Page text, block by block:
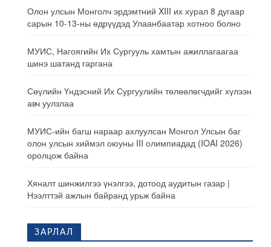
Олон улсын Монголч эрдэмтний XIII их хурал 8 дугаар
сарын 10-13-ны өдрүүдэд Улаанбаатар хотноо болно
МУИС, Нагоягийн Их Сургууль хамтын ажиллагаагаа
шинэ шатанд гаргана
Сөүлийн Үндэсний Их Сургуулийн төлөөлөгчдийг хүлээн
авч уулзлаа
МУИС-ийн багш нараар ахлуулсан Монгол Улсын баг
олон улсын хиймэл оюуны III олимпиадад (IOAI 2026)
оролцож байна
Хяналт шинжилгээ үнэлгээ, дотоод аудитын газар |
Нээлттэй ажлын байранд урьж байна
ЗАРЛАЛ